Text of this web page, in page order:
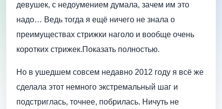
девушек, с недоумением думала, зачем им это
надо… Ведь тогда я ещё ничего не знала о
преимуществах стрижки наголо и вообще очень
коротких стрижек.Показать полностью.
Но в ушедшем совсем недавно 2012 году я всё же
сделала этот немного экстремальный шаг и
подстриглась, точнее, побрилась. Ничуть не